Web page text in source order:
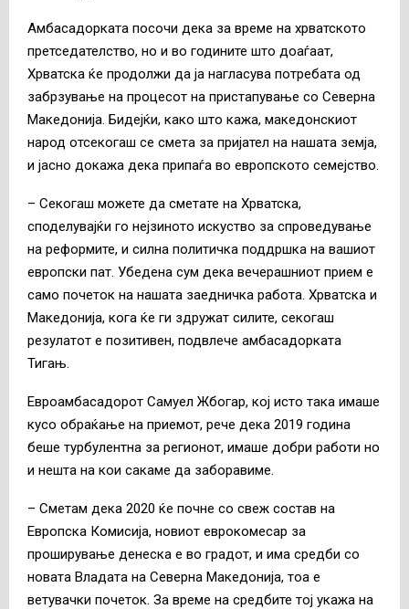
Амбасадорката посочи дека за време на хрватското
претседателство, но и во годините што доаѓаат,
Хрватска ќе продолжи да ја нагласува потребата од
забрзување на процесот на пристапување со Северна
Македонија. Бидејќи, како што кажа, македонскиот
народ отсекогаш се смета за пријател на нашата земја,
и јасно докажа дека припаѓа во европското семејство.
– Секогаш можете да сметате на Хрватска,
споделувајќи го нејзиното искуство за спроведување
на реформите, и силна политичка поддршка на вашиот
европски пат. Убедена сум дека вечерашниот прием е
само почеток на нашата заедничка работа. Хрватска и
Македонија, кога ќе ги здружат силите, секогаш
резулатот е позитивен, подвлече амбасадорката
Тигањ.
Евроамбасадорот Самуел Жбогар, кој исто така имаше
кусо обраќање на приемот, рече дека 2019 година
беше турбулентна за регионот, имаше добри работи но
и нешта на кои сакаме да заборавиме.
– Сметам дека 2020 ќе почне со свеж состав на
Европска Комисија, новиот еврокомесар за
проширување денеска е во градот, и има средби со
новата Владата на Северна Македонија, тоа е
ветувачки почеток. За време на средбите тој укажа на